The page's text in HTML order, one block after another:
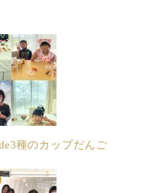
種のカップだんご